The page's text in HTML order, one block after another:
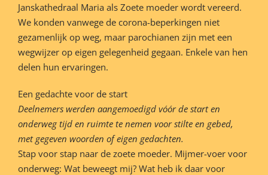
Janskathedraal Maria als Zoete moeder wordt vereerd.
We konden vanwege de corona-beperkingen niet
gezamenlijk op weg, maar parochianen zijn met een
wegwijzer op eigen gelegenheid gegaan. Enkele van hen
delen hun ervaringen.
Een gedachte voor de start
Deelnemers werden aangemoedigd vóór de start en
onderweg tijd en ruimte te nemen voor stilte en gebed,
met gegeven woorden of eigen gedachten.
Stap voor stap naar de zoete moeder. Mijmer-voer voor
onderweg: Wat beweegt mij? Wat heb ik daar voor